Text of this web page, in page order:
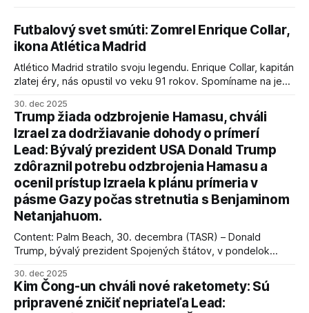
Futbalový svet smúti: Zomrel Enrique Collar,
ikona Atlética Madrid
Atlético Madrid stratilo svoju legendu. Enrique Collar, kapitán
zlatej éry, nás opustil vo veku 91 rokov. Spomíname na jeho
30. dec 2025
Trump žiada odzbrojenie Hamasu, chváli
Izrael za dodržiavanie dohody o prímerí
Lead: Bývalý prezident USA Donald Trump
zdôraznil potrebu odzbrojenia Hamasu a
ocenil prístup Izraela k plánu prímeria v
pásme Gazy počas stretnutia s Benjaminom
Netanjahuom.
Content: Palm Beach, 30. decembra (TASR) – Donald
Trump, bývalý prezident Spojených štátov, v pondelok
kľúčové pre úspešné dosiahnutie prímeria v Gaze. Agentúra
AFP informuje, že Trump vyjadril presvedčenie, že Izrael plní
podmienky dohody o prí
30. dec 2025
Kim Čong-un chváli nové raketomety: Sú
pripravené zničiť nepriateľa Lead: